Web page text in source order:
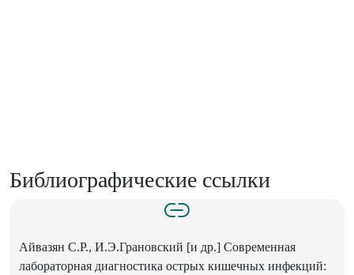
Библиографические ссылки
Айвазян С.Р., И.Э.Грановский [и др.] Современная
лабораторная диагностика острых кишечных инфекций: